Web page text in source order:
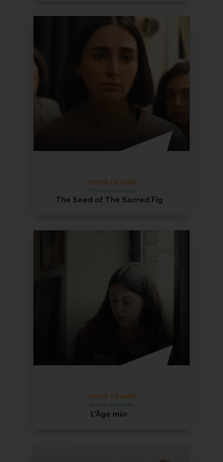
En savoir +
mardi 18 août
Projection unique
The Seed of The Sacred Fig
mardi 18 août
Avant-première
L'Âge mûr